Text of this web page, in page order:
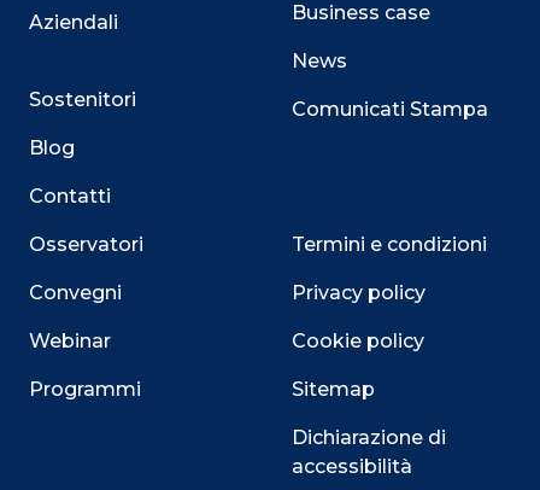
Aziendali
Sostenitori
Blog
Contatti
Osservatori
Convegni
Webinar
Programmi
Business case
News
Comunicati Stampa
Termini e condizioni
Privacy policy
Cookie policy
Sitemap
Dichiarazione di
accessibilità